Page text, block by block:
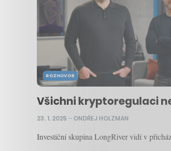
ROZHOVOR
Všichni kryptoregulaci
23. 1. 2025 – ONDŘEJ HOLZMAN
Investiční skupina LongRiver vidí v